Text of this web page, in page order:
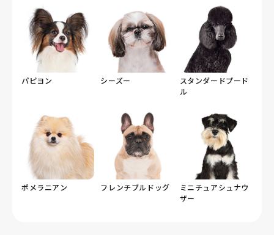
パピヨン シーズー
スタンダードプード
ル
ポメラニアン フレンチブルドッグ
ミニチュアシュナウ
ザー